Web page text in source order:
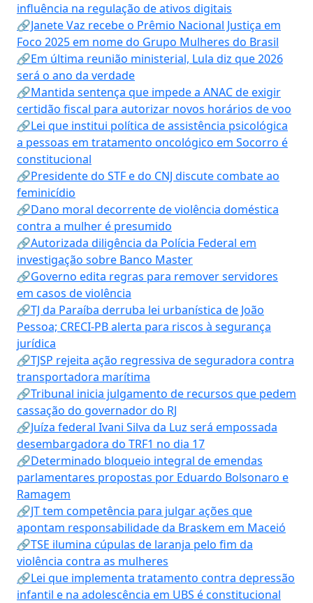
influência na regulação de ativos digitais
🔗Janete Vaz recebe o Prêmio Nacional Justiça em
Foco 2025 em nome do Grupo Mulheres do Brasil
🔗Em última reunião ministerial, Lula diz que 2026
será o ano da verdade
🔗Mantida sentença que impede a ANAC de exigir
certidão fiscal para autorizar novos horários de voo
🔗Lei que institui política de assistência psicológica
a pessoas em tratamento oncológico em Socorro é
constitucional
🔗Presidente do STF e do CNJ discute combate ao
feminicídio
🔗Dano moral decorrente de violência doméstica
contra a mulher é presumido
🔗Autorizada diligência da Polícia Federal em
investigação sobre Banco Master
🔗Governo edita regras para remover servidores
em casos de violência
🔗TJ da Paraíba derruba lei urbanística de João
Pessoa; CRECI-PB alerta para riscos à segurança
jurídica
🔗TJSP rejeita ação regressiva de seguradora contra
transportadora marítima
🔗Tribunal inicia julgamento de recursos que pedem
cassação do governador do RJ
🔗Juíza federal Ivani Silva da Luz será empossada
desembargadora do TRF1 no dia 17
🔗Determinado bloqueio integral de emendas
parlamentares propostas por Eduardo Bolsonaro e
Ramagem
🔗JT tem competência para julgar ações que
apontam responsabilidade da Braskem em Maceió
🔗TSE ilumina cúpulas de laranja pelo fim da
violência contra as mulheres
🔗Lei que implementa tratamento contra depressão
infantil e na adolescência em UBS é constitucional